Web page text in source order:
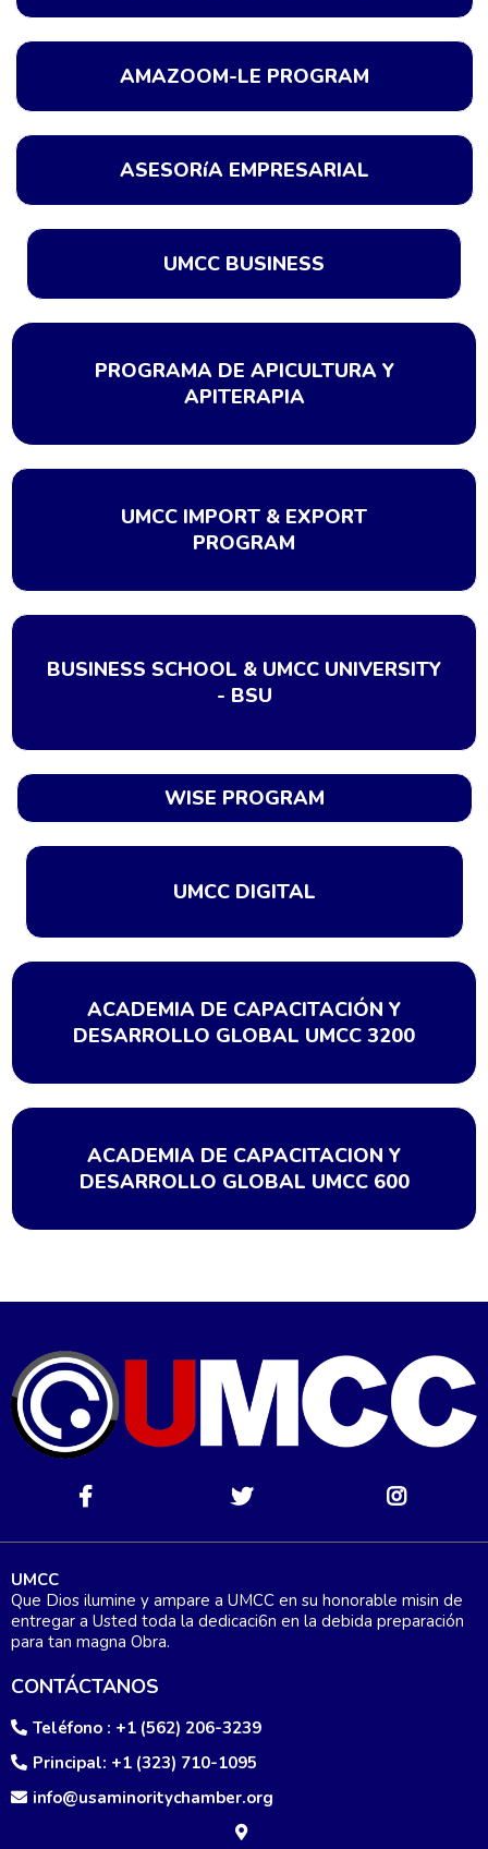
AMAZOOM-LE PROGRAM
ASESORíA EMPRESARIAL
UMCC BUSINESS
PROGRAMA DE APICULTURA Y
APITERAPIA
UMCC IMPORT & EXPORT
PROGRAM
BUSINESS SCHOOL & UMCC UNIVERSITY
- BSU
WISE PROGRAM
UMCC DIGITAL
ACADEMIA DE CAPACITACIÓN Y
DESARROLLO GLOBAL UMCC 3200
ACADEMIA DE CAPACITACION Y
DESARROLLO GLOBAL UMCC 600
UMCC
Que Dios ilumine y ampare a UMCC en su honorable misin de
entregar a Usted toda la dedicaci6n en la debida preparación
para tan magna Obra.
CONTÁCTANOS
Teléfono : +1 (562) 206-3239
Principal: +1 (323) 710-1095
info@usaminoritychamber.org